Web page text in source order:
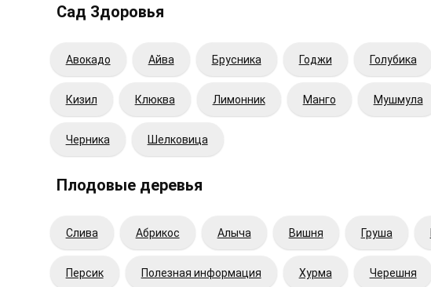
Сад Здоровья
Авокадо Айва Брусника Годжи Голубика
Кизил Клюква Лимонник Манго Мушмула
Черника Шелковица
Плодовые деревья
Cлива Абрикос Алыча Вишня Груша
Персик Полезная информация Хурма Черешня